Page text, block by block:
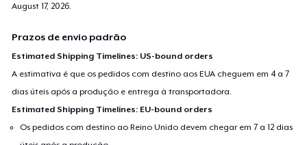
August 17, 2026.
Prazos de envio padrão
Estimated Shipping Timelines: US-bound orders
A estimativa é que os pedidos com destino aos EUA cheguem em 4 a 7
dias úteis após a produção e entrega à transportadora.
Estimated Shipping Timelines: EU-bound orders
Os pedidos com destino ao Reino Unido devem chegar em 7 a 12 dias